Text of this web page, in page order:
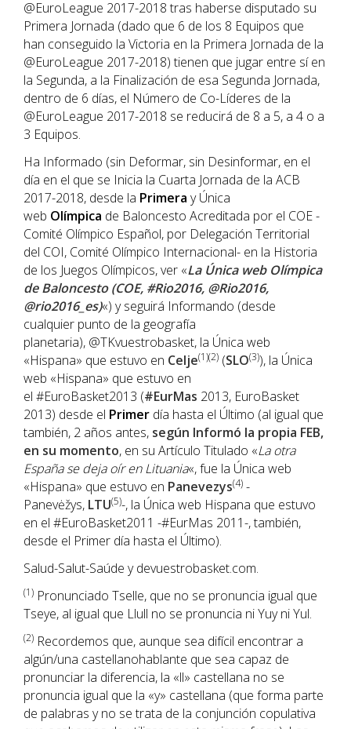
@EuroLeague 2017-2018 tras haberse disputado su
Primera Jornada (dado que 6 de los 8 Equipos que
han conseguido la Victoria en la Primera Jornada de la
@EuroLeague 2017-2018) tienen que jugar entre sí en
la Segunda, a la Finalización de esa Segunda Jornada,
dentro de 6 días, el Número de Co-Líderes de la
@EuroLeague 2017-2018 se reducirá de 8 a 5, a 4 o a
3 Equipos.
Ha Informado (sin Deformar, sin Desinformar, en el
día en el que se Inicia la Cuarta Jornada de la ACB
2017-2018, desde la Primera y Única
web Olímpica de Baloncesto Acreditada por el COE -
Comité Olímpico Español, por Delegación Territorial
del COI, Comité Olímpico Internacional- en la Historia
de los Juegos Olímpicos, ver «La Única web Olímpica
de Baloncesto (COE, #Rio2016, @Rio2016,
@rio2016_es)«) y seguirá Informando (desde
cualquier punto de la geografía
planetaria), @TKvuestrobasket, la Única web
«Hispana» que estuvo en Celje(1)(2) (SLO(3)), la Única
web «Hispana» que estuvo en
el #EuroBasket2013 (#EurMas 2013, EuroBasket
2013) desde el Primer día hasta el Último (al igual que
también, 2 años antes, según Informó la propia FEB,
en su momento, en su Artículo Titulado «La otra
España se deja oír en Lituania«, fue la Única web
«Hispana» que estuvo en Panevezys(4) -
Panevėžys, LTU(5)-, la Única web Hispana que estuvo
en el #EuroBasket2011 -#EurMas 2011-, también,
desde el Primer día hasta el Último).
Salud-Salut-Saúde y devuestrobasket.com.
(1) Pronunciado Tselle, que no se pronuncia igual que
Tseye, al igual que Llull no se pronuncia ni Yuy ni Yul.
(2) Recordemos que, aunque sea difícil encontrar a
algún/una castellanohablante que sea capaz de
pronunciar la diferencia, la «ll» castellana no se
pronuncia igual que la «y» castellana (que forma parte
de palabras y no se trata de la conjunción copulativa